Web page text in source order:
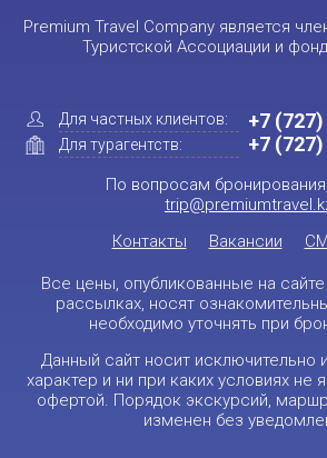
Premium Travel Company является
Туристской Ассоциации и
Для частных клиентов:
Для турагентств:
+7
+7
По вопросам
Контакты
Вакансии
Все цены, опубликованные на
рассылках, носят
необходимо уточнять при
Данный сайт носит исключительно
характер и ни при каких условиях не
офертой. Порядок экскурсий,
изменен без